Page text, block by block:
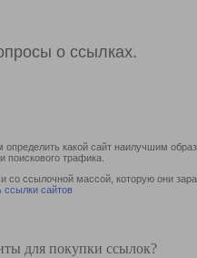
о ссылках.
какой сайт наилучшим
поискового трафика.
ссылочной массой, которую они
ссылки сайтов
для покупки ссылок?